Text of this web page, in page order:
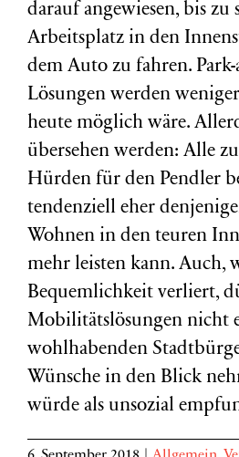
darauf angewiesen, bis zu
Arbeitsplatz in den
dem Auto zu fahren.
Lösungen werden
heute möglich wäre.
übersehen werden: Alle
Hürden für den Pendler
tendenziell eher
Wohnen in den teuren
mehr leisten kann. Auch,
Bequemlichkeit verliert,
Mobilitätslösungen nicht
wohlhabenden
Wünsche in den Blick
würde als unsozial